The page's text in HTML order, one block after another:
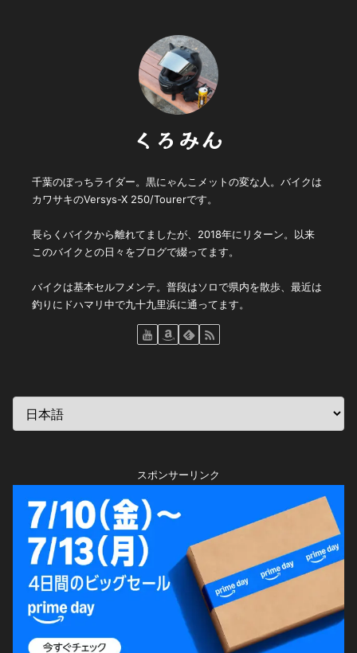
くろみん
千葉のぼっちライダー。黒にゃんこメットの変な人。バイクは
カワサキのVersys-X 250/Tourerです。
長らくバイクから離れてましたが、2018年にリターン。以来
このバイクとの日々をブログで綴ってます。
バイクは基本セルフメンテ。普段はソロで県内を散歩、最近は
釣りにドハマリ中で九十九里浜に通ってます。
スポンサーリンク